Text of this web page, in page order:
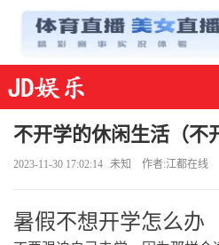
不开学的休闲生活（不
2023-11-30 17:02:14 未知 作者:江都在线
暑假不想开学怎么办